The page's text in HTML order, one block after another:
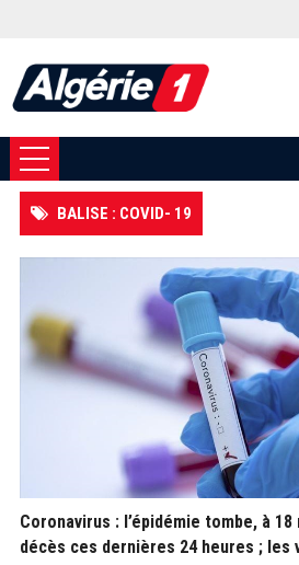
BALISE : COVID- 19
Coronavirus : l’épidémie tombe, à 18
décès ces dernières 24 heures ; les